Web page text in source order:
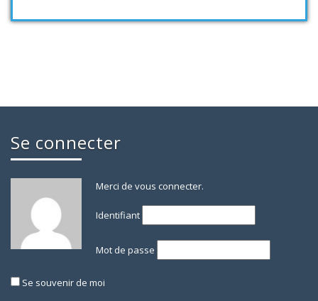
Se connecter
Merci de vous connecter.
Identifiant
Mot de passe
Se souvenir de moi